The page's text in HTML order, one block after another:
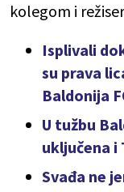
kolegom i
Isplivali
su prava
Baldonija
U tužbu
uključena i
Svađa ne